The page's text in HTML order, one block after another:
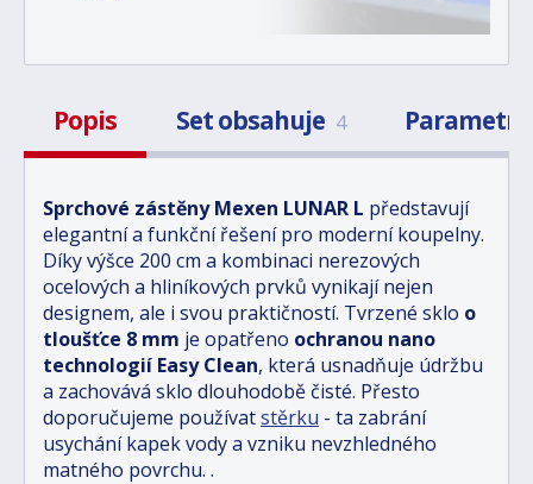
Popis Set obsahuje 4 Parametry
Sprchové zástěny Mexen LUNAR L představují
elegantní a funkční řešení pro moderní koupelny.
Díky výšce 200 cm a kombinaci nerezových
ocelových a hliníkových prvků vynikají nejen
designem, ale i svou praktičností. Tvrzené sklo o
tloušťce 8 mm je opatřeno ochranou nano
technologií Easy Clean, která usnadňuje údržbu
a zachovává sklo dlouhodobě čisté. Přesto
doporučujeme používatstěrku - ta zabrání
usychání kapek vody a vzniku nevzhledného
matného povrchu. .